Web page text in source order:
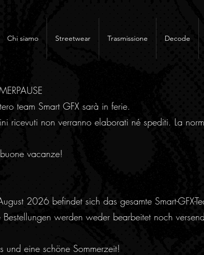
Chi siamo Streetwear Trasmissione Decode
team Smart GFX sarà in ferie.
ricevuti non verranno elaborati né spediti. La
vacanze!
2026 befindet sich das gesamte Smart-GFX-
werden weder bearbeitet noch
und eine schöne Sommerzeit!